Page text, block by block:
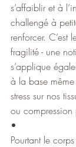
s’affaiblir et à
challengé à
renforcer. C’est
fragilité - une
s’applique
à la base
stress sur nos
ou compression
•
Pourtant le